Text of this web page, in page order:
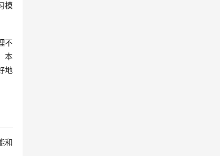
模
不
本
地
和